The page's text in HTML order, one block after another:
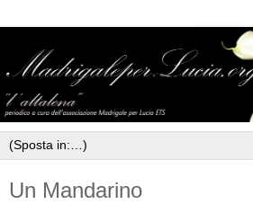
Un Mandarino